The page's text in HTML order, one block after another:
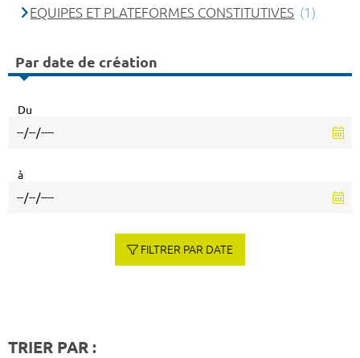
EQUIPES ET PLATEFORMES CONSTITUTIVES (1)
Par date de création
Du
à
FILTRER PAR DATE
TRIER PAR :